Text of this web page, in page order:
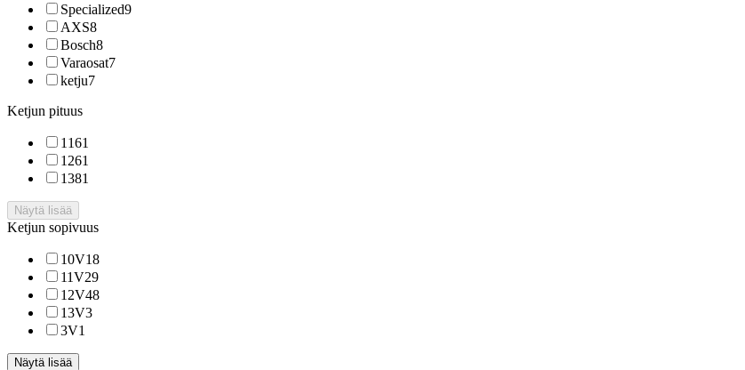
Specialized9
AXS8
Bosch8
Varaosat7
ketju7
Ketjun pituus
1161
1261
1381
Näytä lisää
Ketjun sopivuus
10V18
11V29
12V48
13V3
3V1
Näytä lisää